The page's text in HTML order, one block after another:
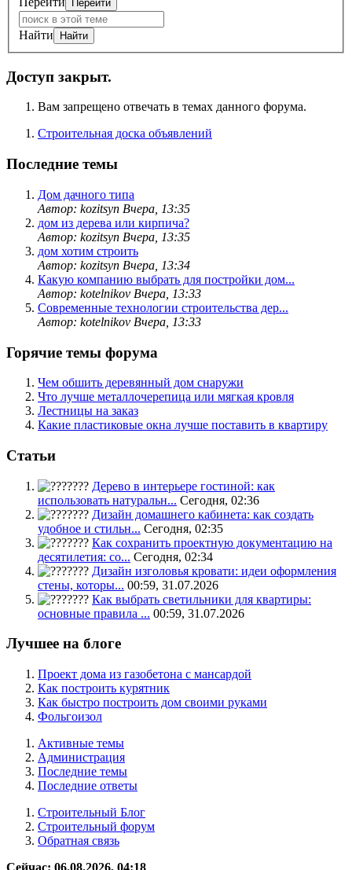
Найти
Доступ закрыт.
Вам запрещено отвечать в темах данного форума.
Строительная доска объявлений
Последние темы
Дом дачного типа
Автор: kozitsyn Вчера, 13:35
дом из дерева или кирпича?
Автор: kozitsyn Вчера, 13:35
дом хотим строить
Автор: kozitsyn Вчера, 13:34
Какую компанию выбрать для постройки дом...
Автор: kotelnikov Вчера, 13:33
Современные технологии строительства дер...
Автор: kotelnikov Вчера, 13:33
Горячие темы форума
Чем обшить деревянный дом снаружи
Что лучше металлочерепица или мягкая кровля
Лестницы на заказ
Какие пластиковые окна лучше поставить в квартиру
Статьи
Дерево в интерьере гостиной: как
использовать натуральн... Сегодня, 02:36
Дизайн домашнего кабинета: как создать
удобное и стильн... Сегодня, 02:35
Как сохранить проектную документацию на
десятилетия: со... Сегодня, 02:34
Дизайн изголовья кровати: идеи оформления
стены, которы... 00:59, 31.07.2026
Как выбрать светильники для квартиры:
основные правила ... 00:59, 31.07.2026
Лучшее на блоге
Проект дома из газобетона с мансардой
Как построить курятник
Как быстро построить дом своими руками
Фольгоизол
Активные темы
Администрация
Последние темы
Последние ответы
Строительный Блог
Строительный форум
Обратная связь